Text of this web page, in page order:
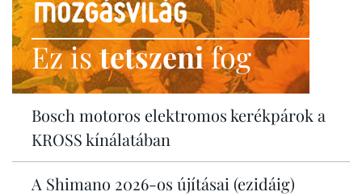
Ez istetszenifog
Bosch motoros elektromos kerékpárok a
KROSS kínálatában
A Shimano 2026-os újításai (ezidáig)